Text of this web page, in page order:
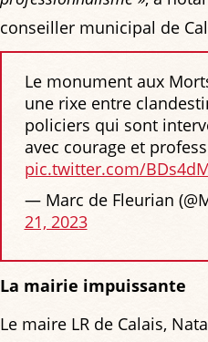
conseiller municipal de
Le monument aux
une rixe entre
policiers qui sont
avec courage et
pic.twitter.com/
— Marc de Fleurian
21, 2023
La mairie impuissante
Le maire LR de Calais,